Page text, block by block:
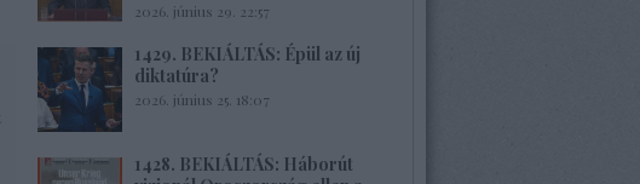
2026. június 29. 22:57
1429. BEKIÁLTÁS: Épül az új
diktatúra?
2026. június 25. 18:07
1428. BEKIÁLTÁS: Háborút